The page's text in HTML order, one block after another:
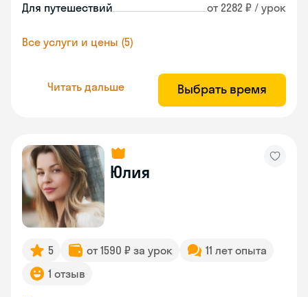
Для путешествий от 2282 ₽ / урок
Все услуги и цены (5)
Читать дальше Выбрать время
Юлия
5 от 1590 ₽ за урок
11 лет опыта
1 отзыв